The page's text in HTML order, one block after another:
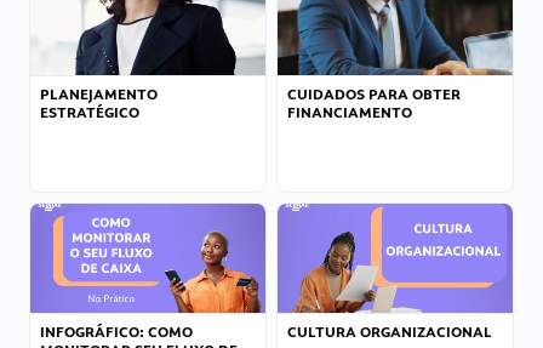
PLANEJAMENTO
ESTRATÉGICO
CUIDADOS PARA OBTER
FINANCIAMENTO
INFOGRÁFICO: COMO
CULTURA ORGANIZACIONAL